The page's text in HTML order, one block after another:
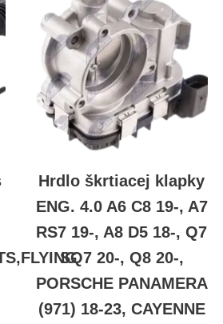
Hrdlo škrtiacej klapky
ENG. 4.0 A6 C8 19-, A7
RS7 19-, A8 D5 18-, Q7
SQ7 20-, Q8 20-,
PORSCHE PANAMERA
(971) 18-23, CAYENNE